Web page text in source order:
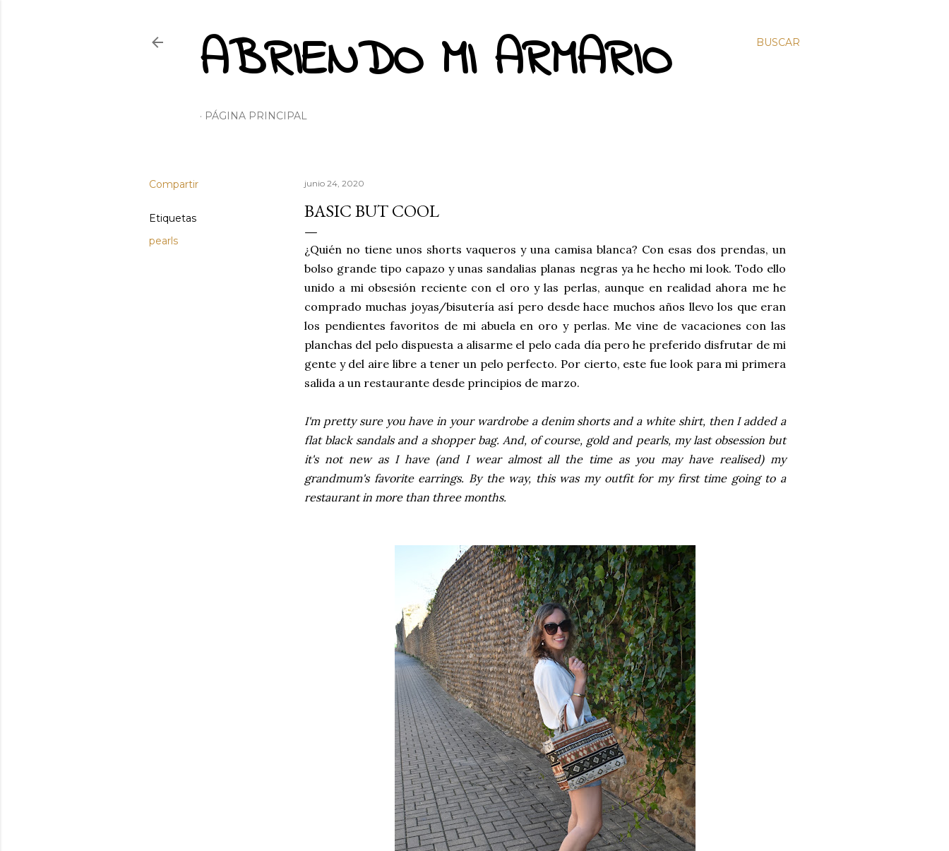
BUSCAR
ABRIENDO MI ARMARIO
PÁGINA PRINCIPAL
Compartir
Etiquetas
pearls
junio 24, 2020
BASIC BUT COOL
¿Quién no tiene unos shorts vaqueros y una camisa blanca? Con esas dos prendas, un
bolso grande tipo capazo y unas sandalias planas negras ya he hecho mi look. Todo ello
unido a mi obsesión reciente con el oro y las perlas, aunque en realidad ahora me he
comprado muchas joyas/bisutería así pero desde hace muchos años llevo los que eran
los pendientes favoritos de mi abuela en oro y perlas. Me vine de vacaciones con las
planchas del pelo dispuesta a alisarme el pelo cada día pero he preferido disfrutar de mi
gente y del aire libre a tener un pelo perfecto. Por cierto, este fue look para mi primera
salida a un restaurante desde principios de marzo.
I'm pretty sure you have in your wardrobe a denim shorts and a white shirt, then I added a
flat black sandals and a shopper bag. And, of course, gold and pearls, my last obsession but
it's not new as I have (and I wear almost all the time as you may have realised) my
grandmum's favorite earrings. By the way, this was my outfit for my first time going to a
restaurant in more than three months.